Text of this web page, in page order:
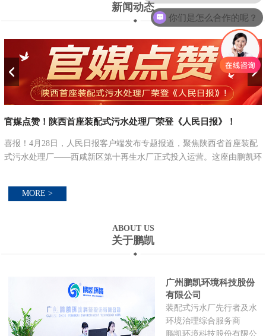
新闻动态
官媒点赞！陕西首座装配式污水处理厂荣登《人民日报》！
喜报！4月28日，人民日报客户端发布专题报道，聚焦陕西省首座装配
式污水处理厂——西咸新区第十再生水厂正式投入运营。这座由鹏凯环
MORE >
ABOUT US
关于鹏凯
广州鹏凯环境科技股份
有限公司
装配式污水厂先行者及水
环境治理综合服务商
鹏凯环境科技股份有限公
你们是怎么合作的呢？